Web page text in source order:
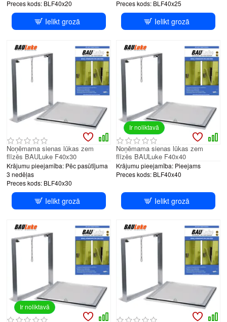
Preces kods: BLF40x20
Ielikt grozā
Preces kods: BLF40x25
Ielikt grozā
Krājumu pieejamība: Pēc pasūtījuma
3 nedēļas
Preces kods: BLF40x30
Noņēmama sienas lūkas zem
flīzēs BAULuke F40x30
Ielikt grozā
Ir noliktavā
Krājumu pieejamība: Pieejams
Preces kods: BLF40x40
Noņēmama sienas lūkas zem
flīzēs BAULuke F40x40
Ielikt grozā
Ir noliktavā